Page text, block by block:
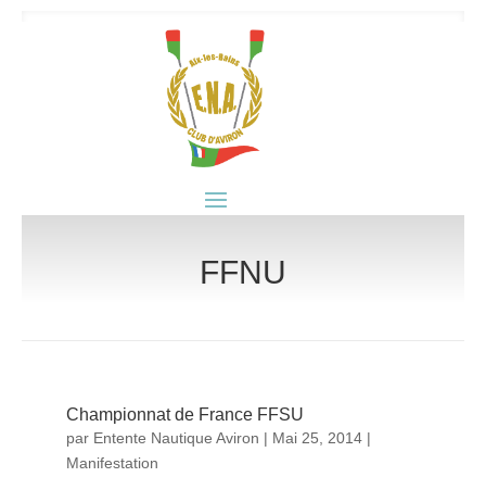
FFNU
Championnat de France FFSU
par Entente Nautique Aviron | Mai 25, 2014|
Manifestation